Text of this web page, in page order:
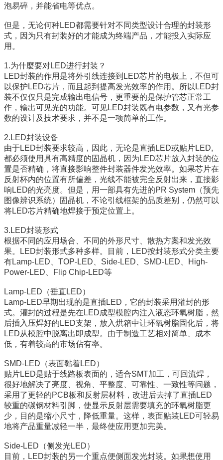
泡易碎，并能省电等优点。
但是，无论何种LED都需要针对不同类型设计合理的封装形
式，因为只有封装好的才能成为终端产品，才能投入实际应
用。
1.为什麼要对LED进行封装？
LED封装的作用是将外引线连接到LED芯片的电极上，不但可
以保护LED芯片，而且起到提高发光效率的作用。所以LED封
装不仅仅只是完成输出电信号，更重要的是保护管芯正常工
作，输出可见光的功能。可见LED封装既有电参数，又有光参
数的设计及技术要求，并不是一项简单的工作。
2.LED封装设备
由于LED封装要求较高，因此，无论是直插LED或贴片LED,
都必须使用具有高精度的固晶机，因为LED芯片放入封装的位
置是否精确，将直接影响整件封装器件发光效率。如果芯片在
反射杯内的位置有所偏差，光线不能被完全反射出来，直接影
响LED的光亮度。但是，用一部具有先进的PR System（预先
图像辨识系统）固晶机，不论引线框架的品质差别，仍然可以
将LED芯片精确地焊接于预定位置上。
3.LED封装形式
根据不同的应用场合、不同的外形尺寸、散热方案和发光效
果。LED封装形式多种多样。目前，LED按封装形式分类主要
有Lamp-LED、TOP-LED、Side-LED、SMD-LED、High-
Power-LED、Flip Chip-LED等
Lamp-LED（垂直LED）
Lamp-LED早期出现的是直插LED，它的封装采用灌封的形
式。灌封的过程是先在LED成型模腔内注入液态环氧树脂，然
后插入压焊好的LED支架，放入烘箱中让环氧树脂固化后，将
LED从模腔中脱离出即成型。由于制造工艺相对简单、成本
低，有着较高的市场佔有率。
SMD-LED（表面黏着LED）
贴片LED是贴于线路板表面的，适合SMT加工，可回流焊，
很好地解决了亮度、视角、平整度、可靠性、一致性等问题，
采用了更轻的PCB板和反射层材料，改进后去掉了直插LED
较重的碳钢材料引脚，使显示反射层需要填充的环氧树脂更
少，目的是缩小尺寸，降低重量。这样，表面贴装LED可轻易
地将产品重量减轻一半，最终使应用更加完美。
Side-LED（侧发光LED）
目前，LED封装的另一个重点便侧面发光封装。如果想使用